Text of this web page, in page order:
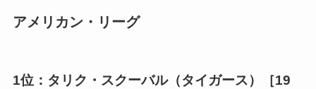
アメリカン・リーグ
1位：タリク・スクーバル（タイガース）［19